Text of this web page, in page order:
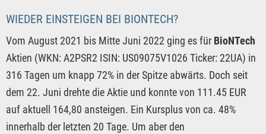
WIEDER EINSTEIGEN BEI BIONTECH?
Vom August 2021 bis Mitte Juni 2022 ging es für BioNTech
Aktien (WKN: A2PSR2 ISIN: US09075V1026 Ticker: 22UA) in
316 Tagen um knapp 72% in der Spitze abwärts. Doch seit
dem 22. Juni drehte die Aktie und konnte von 111.45 EUR
auf aktuell 164,80 ansteigen. Ein Kursplus von ca. 48%
innerhalb der letzten 20 Tage. Um aber den